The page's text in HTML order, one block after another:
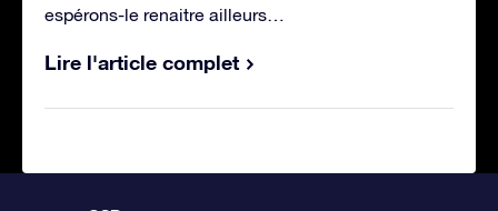
espérons-le renaitre ailleurs…
Lire l'article complet